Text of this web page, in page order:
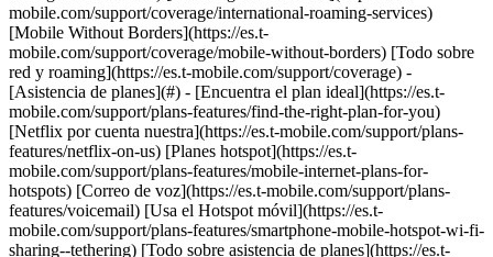
mobile.com/support/coverage/international-roaming-services)
[Mobile Without Borders](https://es.t-
mobile.com/support/coverage/mobile-without-borders) [Todo sobre
red y roaming](https://es.t-mobile.com/support/coverage) -
[Asistencia de planes](#) - [Encuentra el plan ideal](https://es.t-
mobile.com/support/plans-features/find-the-right-plan-for-you)
[Netflix por cuenta nuestra](https://es.t-mobile.com/support/plans-
features/netflix-on-us) [Planes hotspot](https://es.t-
mobile.com/support/plans-features/mobile-internet-plans-for-
hotspots) [Correo de voz](https://es.t-mobile.com/support/plans-
features/voicemail) [Usa el Hotspot móvil](https://es.t-
mobile.com/support/plans-features/smartphone-mobile-hotspot-wi-fi-
sharing--tethering) [Todo sobre asistencia de planes](https://es.t-